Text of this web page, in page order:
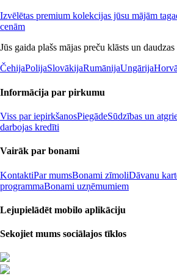
Izvēlētas premium kolekcijas jūsu mājām
cenām
Jūs gaida plašs mājas preču klāsts un
ČehijaPolijaSlovākijaRumānijaUngārija
Informācija par pirkumu
Viss par iepirkšanosPiegādeSūdzības un
darbojas kredīti
Vairāk par bonami
KontaktiPar mumsBonami zīmoliDāvanu
programmaBonami uzņēmumiem
Lejupielādēt mobilo aplikāciju
Sekojiet mums sociālajos tīklos